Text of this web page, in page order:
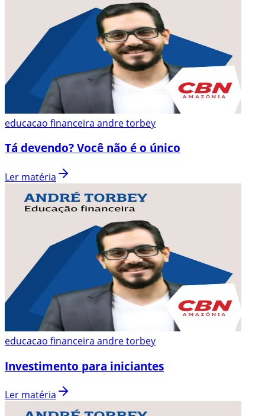
educacao financeira andre torbey
Tá devendo? Você não é o único
Ler matéria
educacao financeira andre torbey
Investimento para iniciantes
Ler matéria